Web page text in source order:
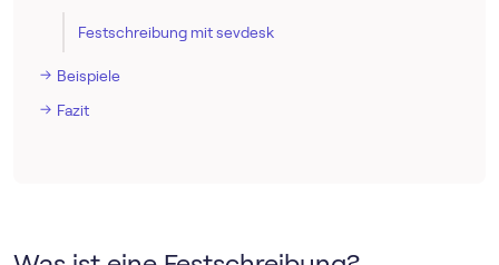
Festschreibung mit sevdesk
Beispiele
Fazit